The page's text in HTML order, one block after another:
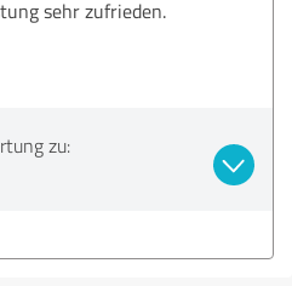
sehr zufrieden.
zu: